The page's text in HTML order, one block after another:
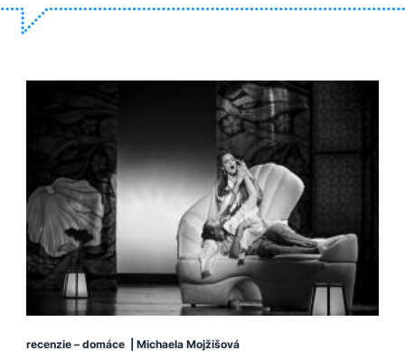
recenzie – domáce Michaela Mojžišová